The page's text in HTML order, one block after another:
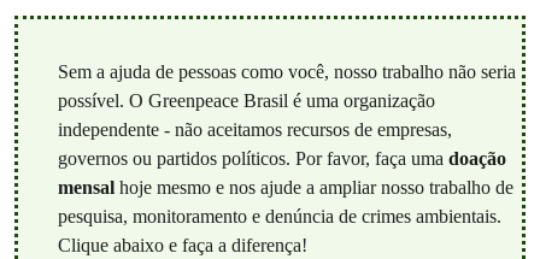
Sem a ajuda de pessoas como você, nosso trabalho não seria
possível. O Greenpeace Brasil é uma organização
independente - não aceitamos recursos de empresas,
governos ou partidos políticos. Por favor, faça uma doação
mensalhoje mesmo e nos ajude a ampliar nosso trabalho de
pesquisa, monitoramento e denúncia de crimes ambientais.
Clique abaixo e faça a diferença!